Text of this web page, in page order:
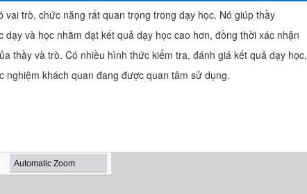
vai trò, chức năng rất quan trọng trong dạy học. Nó giúp thầy
dạy và học nhằm đạt kết quả dạy học cao hơn, đồng thời xác nhận
thầy và trò. Có nhiều hình thức kiểm tra, đánh giá kết quả dạy học,
nghiệm khách quan đang được quan tâm sử dụng.